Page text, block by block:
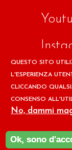
Copyright
per la
QUESTO SITO
L'ESPERIENZA
CLICCANDO
CONSENSO
No, dammi
Ok, sono